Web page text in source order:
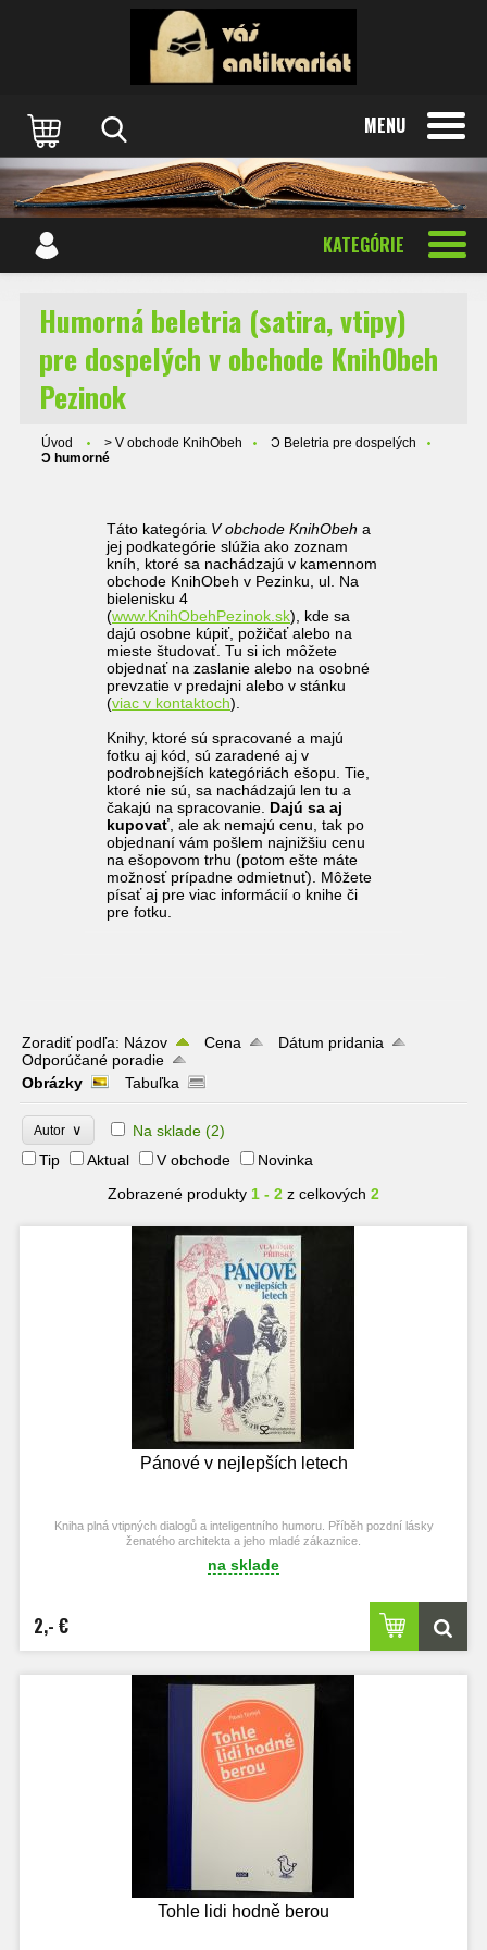
MENU
KATEGÓRIE
Humorná beletria (satira, vtipy)
pre dospelých v obchode KnihObeh
Pezinok
Úvod > V obchode KnihObeh
Ɔ Beletria pre dospelých
Ɔ humorné
Táto kategória V obchode KnihObeh a
jej podkategórie slúžia ako zoznam
kníh, ktoré sa nachádzajú v kamennom
obchode KnihObeh v Pezinku, ul. Na
bielenisku 4
(www.KnihObehPezinok.sk), kde sa
dajú osobne kúpiť, požičať alebo na
mieste študovať. Tu si ich môžete
objednať na zaslanie alebo na osobné
prevzatie v predajni alebo v stánku
(viac v kontaktoch).
Knihy, ktoré sú spracované a majú
fotku aj kód, sú zaradené aj v
podrobnejších kategóriách ešopu. Tie,
ktoré nie sú, sa nachádzajú len tu a
čakajú na spracovanie. Dajú sa aj
kupovať , ale ak nemajú cenu, tak po
objednaní vám pošlem najnižšiu cenu
na ešopovom trhu (potom ešte máte
možnosť prípadne odmietnuť). Môžete
písať aj pre viac informácií o knihe či
pre fotku.
Zoradiť podľa: Názov Cena
Dátum pridania
Odporúčané poradie
Obrázky
Tabuľka
Autor ∨ Na sklade (2)
Tip
Aktual V obchode
Novinka
Zobrazené produkty 1 - 2 z celkových 2
Pánové v nejlepších letech
Kniha plná vtipných dialogů a inteligentního humoru. Příběh pozdní lásky
ženatého architekta a jeho mladé zákaznice.
na sklade
2,- €
Tohle lidi hodně berou